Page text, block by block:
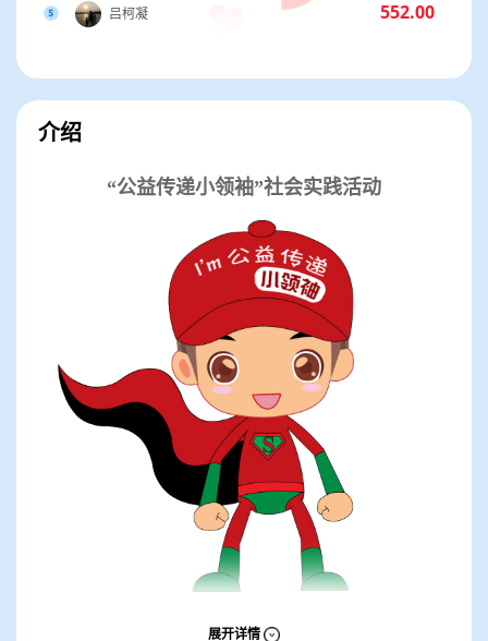
吕柯凝 552.00
介绍
“公益传递小领袖”社会实践活动
展开详情